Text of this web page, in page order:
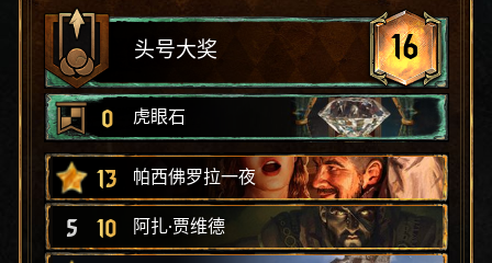
头号大奖 16
0 虎眼石
13 帕西佛罗拉一夜
5 10 阿扎·贾维德